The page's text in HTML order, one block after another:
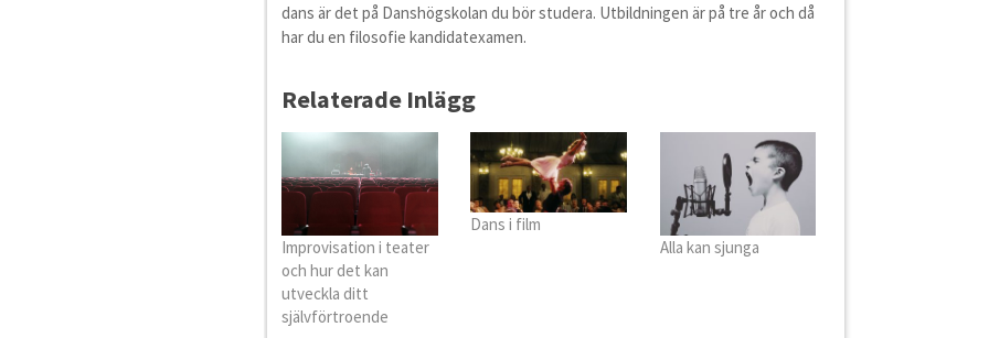
dans är det på Danshögskolan du bör studera. Utbildningen är på tre år och då
har du en filosofie kandidatexamen.
Relaterade Inlägg
Improvisation i teater
och hur det kan
utveckla ditt
självförtroende
Dans i film
Alla kan sjunga